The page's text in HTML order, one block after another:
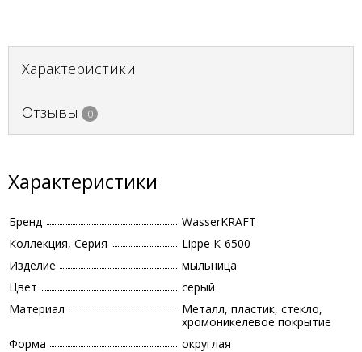
Характеристики
Отзывы 0
Характеристики
Бренд
WasserKRAFT
Коллекция, Серия
Lippe К-6500
Изделие
мыльница
Цвет
серый
Материал
Металл, пластик, стекло,
хромоникелевое покрытие
Форма
округлая